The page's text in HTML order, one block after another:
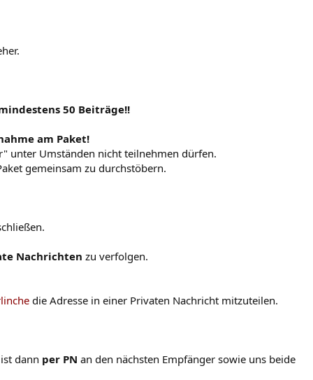
50 Beiträge!!
am Paket!
unter Umständen nicht teilnehmen dürfen.
gemeinsam zu durchstöbern.
Nachrichten zu verfolgen.
die Adresse in einer Privaten Nachricht mitzuteilen.
dann per PN an den nächsten Empfänger sowie uns beide